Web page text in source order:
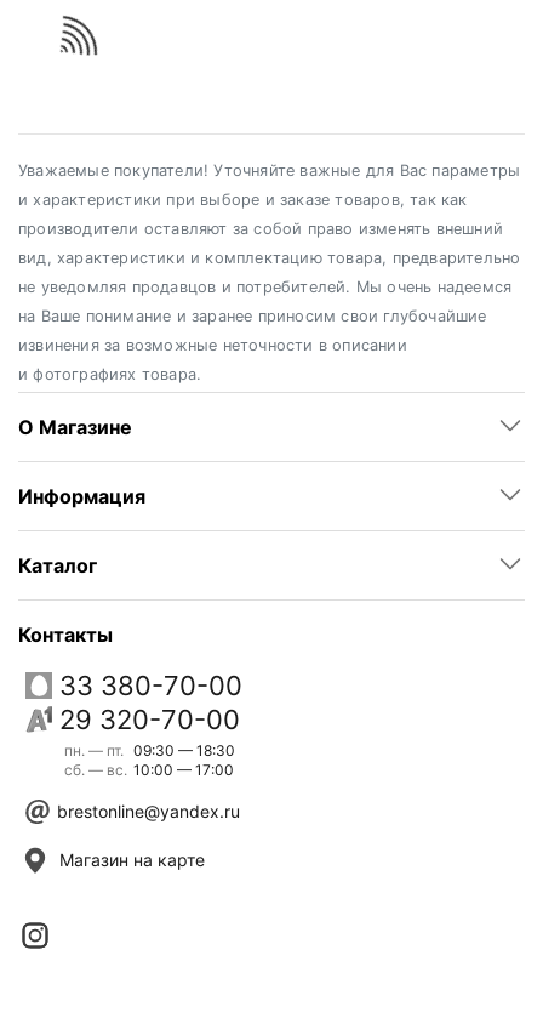
Уважаемые покупатели! Уточняйте важные для Вас параметры
и характеристики при выборе и заказе товаров, так как
производители оставляют за собой право изменять внешний
вид, характеристики и комплектацию товара, предварительно
не уведомляя продавцов и потребителей. Мы очень надеемся
на Ваше понимание и заранее приносим свои глубочайшие
извинения за возможные неточности в описании
и фотографиях товара.
О Магазине
Информация
Каталог
Контакты
33 380-70-00
29 320-70-00
пн. — пт.
сб. — вс.
09:30 — 18:30
10:00 — 17:00
brestonline@yandex.ru
Магазин на карте